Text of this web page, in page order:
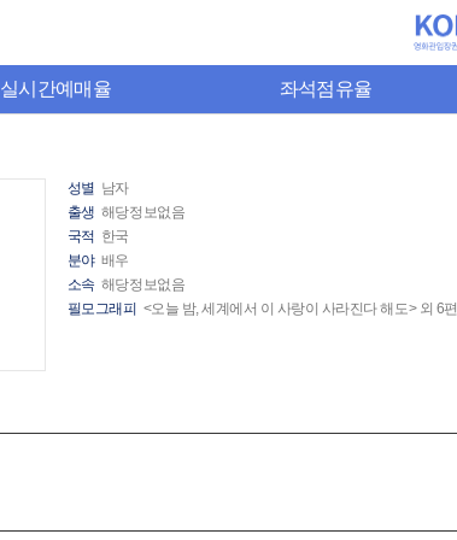
실시간예매율 좌석점유율
성별 남자
출생 해당정보없음
국적 한국
분야 배우
소속 해당정보없음
필모그래피 <오늘 밤, 세계에서 이 사랑이 사라진다 해도> 외 6편